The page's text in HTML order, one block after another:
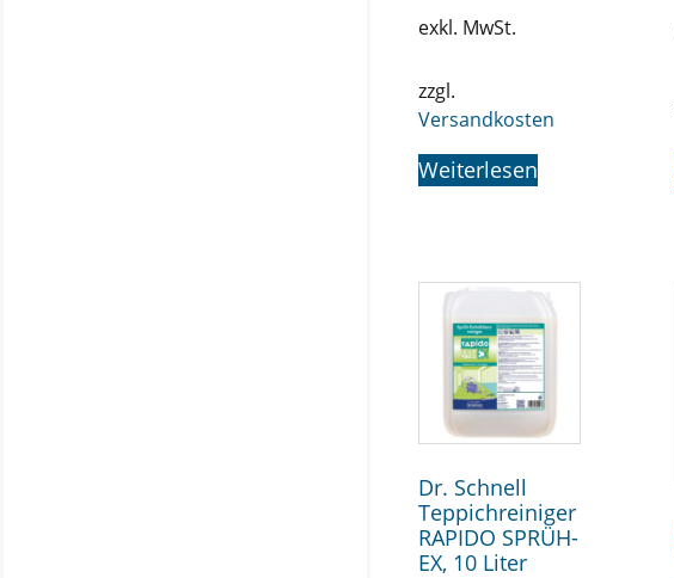
exkl. MwSt.
zzgl.
Versandkosten
Weiterlesen
Dr. Schnell
Teppichreiniger
RAPIDO SPRÜH-
EX, 10 Liter